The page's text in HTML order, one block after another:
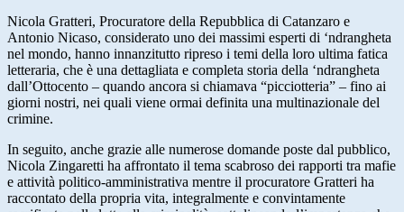
Nicola Gratteri, Procuratore della Repubblica di Catanzaro e
Antonio Nicaso, considerato uno dei massimi esperti di ‘ndrangheta
nel mondo, hanno innanzitutto ripreso i temi della loro ultima fatica
letteraria, che è una dettagliata e completa storia della ‘ndrangheta
dall’Ottocento – quando ancora si chiamava “picciotteria” – fino ai
giorni nostri, nei quali viene ormai definita una multinazionale del
crimine.
In seguito, anche grazie alle numerose domande poste dal pubblico,
Nicola Zingaretti ha affrontato il tema scabroso dei rapporti tra mafie
e attività politico-amministrativa mentre il procuratore Gratteri ha
raccontato della propria vita, integralmente e convintamente